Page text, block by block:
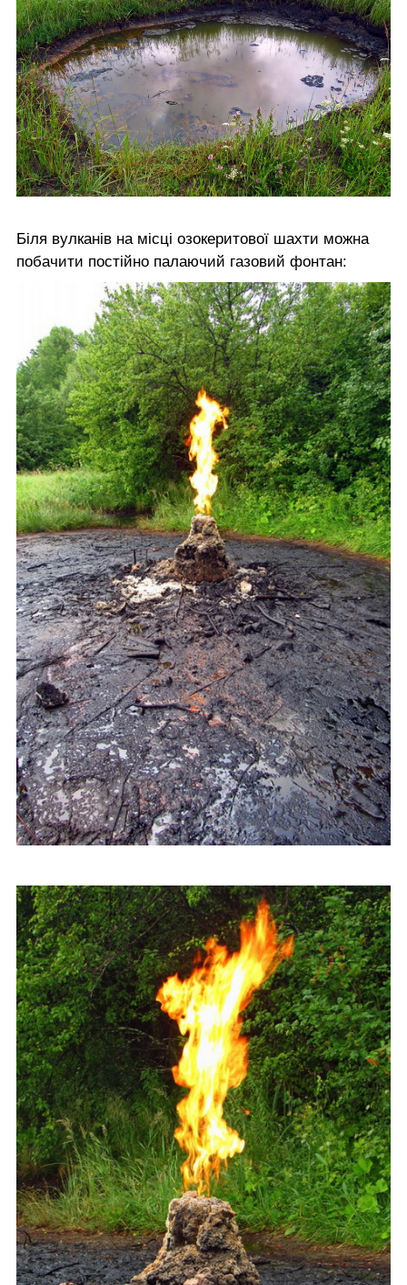
Біля вулканів на місці озокеритової шахти можна
побачити постійно палаючий газовий фонтан: